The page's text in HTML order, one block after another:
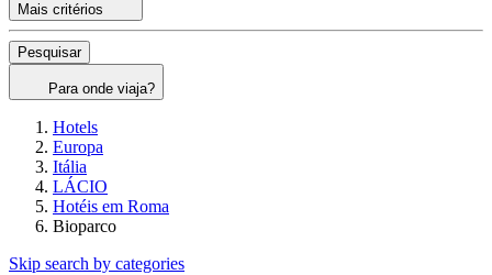
Mais critérios
Pesquisar
Para onde viaja?
Hotels
Europa
Itália
LÁCIO
Hotéis em Roma
Bioparco
Skip search by categories